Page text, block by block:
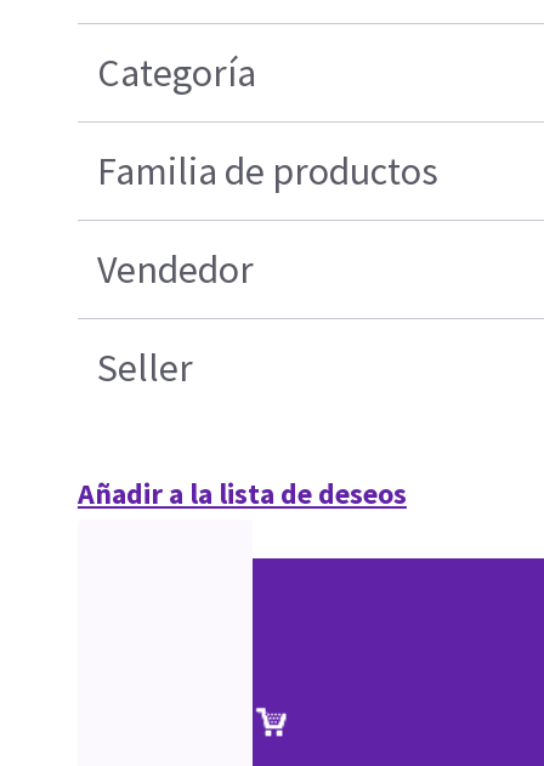
Categoría
Familia de productos
Vendedor
Seller
Añadir a la lista de deseos